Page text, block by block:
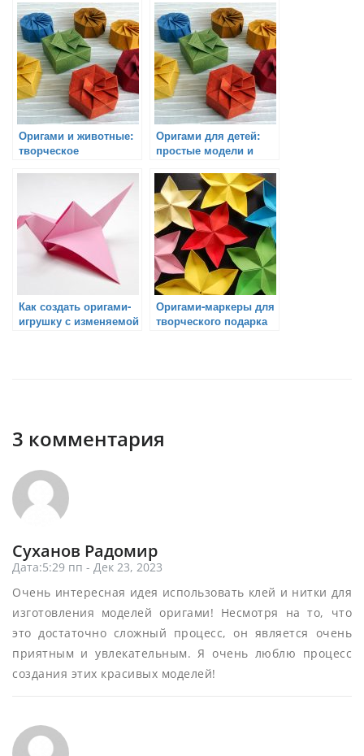
материалов: творите и
лепите!
Оригами и животные:
творческое
Оригами для детей:
простые модели и
игрушки
Как создать оригами-
игрушку с изменяемой
Оригами-маркеры для
творческого подарка
3 комментария
Суханов Радомир
Дата:5:29 пп - Дек 23, 2023
Очень интересная идея использовать клей и нитки для
изготовления моделей оригами! Несмотря на то, что
это достаточно сложный процесс, он является очень
приятным и увлекательным. Я очень люблю процесс
создания этих красивых моделей!